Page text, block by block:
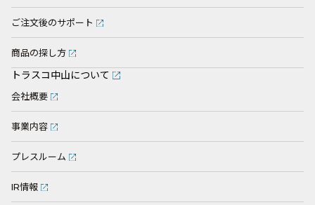
ご注文後のサポート
商品の探し方
トラスコ中山について
会社概要
事業内容
プレスルーム
IR情報